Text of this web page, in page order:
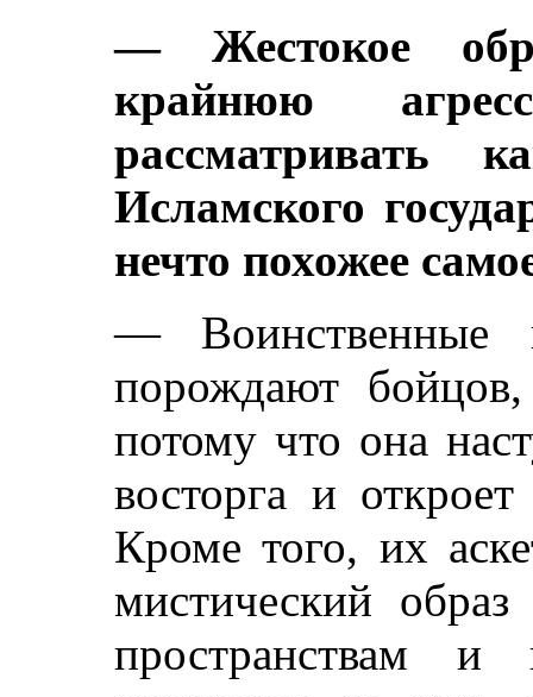
— Жестокое
крайнюю
рассматривать
Исламского
нечто похожее
— Воинственные
порождают
потому что она
восторга и
Кроме того, их
мистический
пространствам и